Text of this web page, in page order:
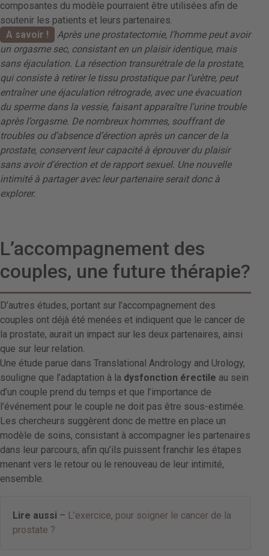
composantes du modèle pourraient être utilisées afin de
soutenir les patients et leurs partenaires.
A savoir !
Après une prostatectomie, l’homme peut avoir
un orgasme sec, consistant en un plaisir identique, mais
sans éjaculation. La résection transurétrale de la prostate,
qui consiste à retirer le tissu prostatique par l’urètre, peut
entraîner une éjaculation rétrograde, avec une évacuation
du sperme dans la vessie, faisant apparaître l’urine trouble
après l’orgasme. De nombreux hommes, souffrant de
troubles ou d’absence d’érection après un cancer de la
prostate, conservent leur capacité à éprouver du plaisir
sans avoir d’érection et de rapport sexuel. Une nouvelle
intimité à partager avec leur partenaire serait donc à
explorer.
L’accompagnement des
couples, une future thérapie?
D’autres études, portant sur l’accompagnement des
couples ont déjà été menées et indiquent que le cancer de
la prostate, aurait un impact sur les deux partenaires, ainsi
que sur leur relation.
Une étude parue dans Translational Andrology and Urology,
souligne que l’adaptation à la dysfonction érectile au sein
d’un couple prend du temps et que l’importance de
l’événement pour le couple ne doit pas être sous-estimée.
Les chercheurs suggèrent donc de mettre en place un
modèle de soins, consistant à accompagner les partenaires
dans leur parcours, afin qu’ils puissent franchir les étapes
menant vers le retour ou le renouveau de leur intimité,
ensemble.
Lire aussi – L’exercice, pour soigner le cancer de la
prostate ?